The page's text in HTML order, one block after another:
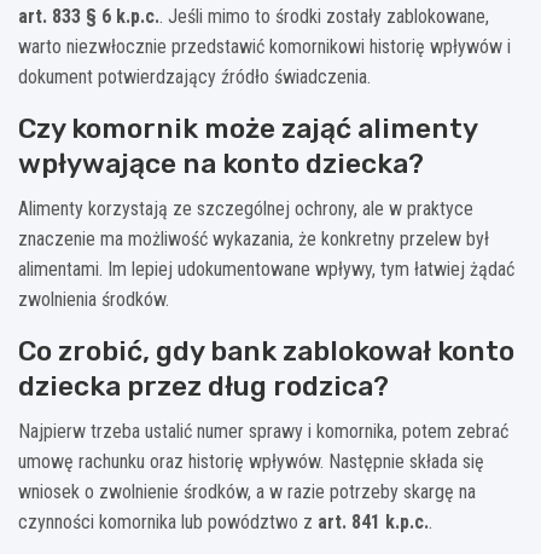
art. 833 § 6 k.p.c.. Jeśli mimo to środki zostały zablokowane,
warto niezwłocznie przedstawić komornikowi historię wpływów i
dokument potwierdzający źródło świadczenia.
Czy komornik może zająć alimenty
wpływające na konto dziecka?
Alimenty korzystają ze szczególnej ochrony, ale w praktyce
znaczenie ma możliwość wykazania, że konkretny przelew był
alimentami. Im lepiej udokumentowane wpływy, tym łatwiej żądać
zwolnienia środków.
Co zrobić, gdy bank zablokował konto
dziecka przez dług rodzica?
Najpierw trzeba ustalić numer sprawy i komornika, potem zebrać
umowę rachunku oraz historię wpływów. Następnie składa się
wniosek o zwolnienie środków, a w razie potrzeby skargę na
czynności komornika lub powództwo z art. 841 k.p.c..